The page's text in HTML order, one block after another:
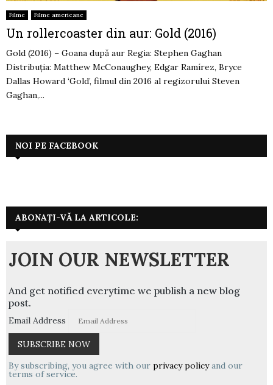
Filme Filme americane
Un rollercoaster din aur: Gold (2016)
Gold (2016) – Goana după aur Regia: Stephen Gaghan
Distribuția: Matthew McConaughey, Edgar Ramírez, Bryce
Dallas Howard ‘Gold’, filmul din 2016 al regizorului Steven
Gaghan,...
NOI PE FACEBOOK
ABONAȚI-VĂ LA ARTICOLE:
JOIN OUR NEWSLETTER
And get notified everytime we publish a new blog
post.
Email Address
By subscribing, you agree with our privacy policyand our
terms of service.